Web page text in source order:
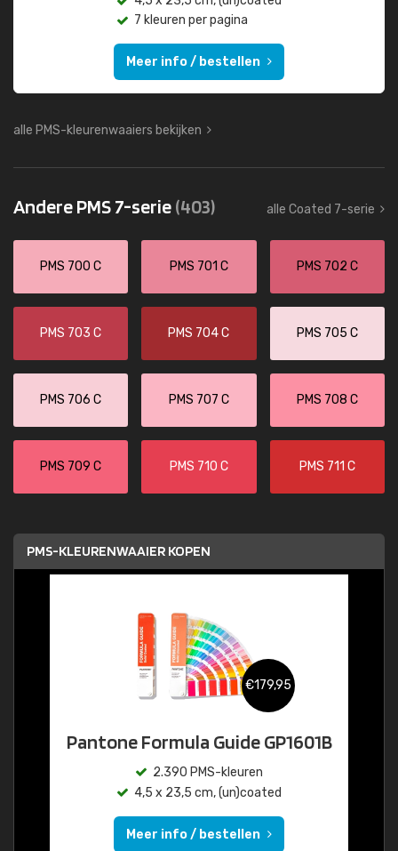
7 kleuren per pagina
Meer info / bestellen
alle PMS-kleurenwaaiers bekijken
Andere PMS 7-serie(403) alle Coated 7-serie
PMS 700 C PMS 701 C PMS 702 C
PMS 703 C PMS 704 C PMS 705 C
PMS 706 C PMS 707 C PMS 708 C
PMS 709 C PMS 710 C PMS 711 C
PMS-KLEURENWAAIER KOPEN
€179,95
Pantone Formula Guide GP1601B
2.390 PMS-kleuren
4,5 x 23,5 cm, (un)coated
Meer info / bestellen